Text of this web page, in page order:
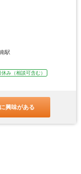
駅
休み（相談可含む）
興味がある